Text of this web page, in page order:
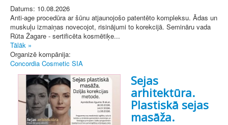
Datums: 10.08.2026
Anti-age procedūra ar šūnu atjaunojošo patentēto kompleksu. Ādas un
muskuļu izmaiņas novecojot, risinājumi to korekcijā. Semināru vada
Rūta Žagare - sertificēta kosmētiķe...
Tālāk »
Organizē kompānija:
Concordia Cosmetic SIA
Sejas
arhitektūra.
Plastiskā sejas
masāža.